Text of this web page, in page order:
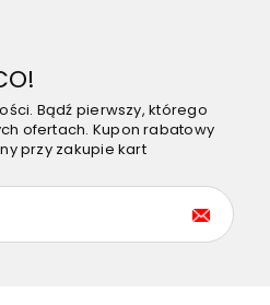
Bądź pierwszy, którego
ofertach. Kupon rabatowy
przy zakupie kart